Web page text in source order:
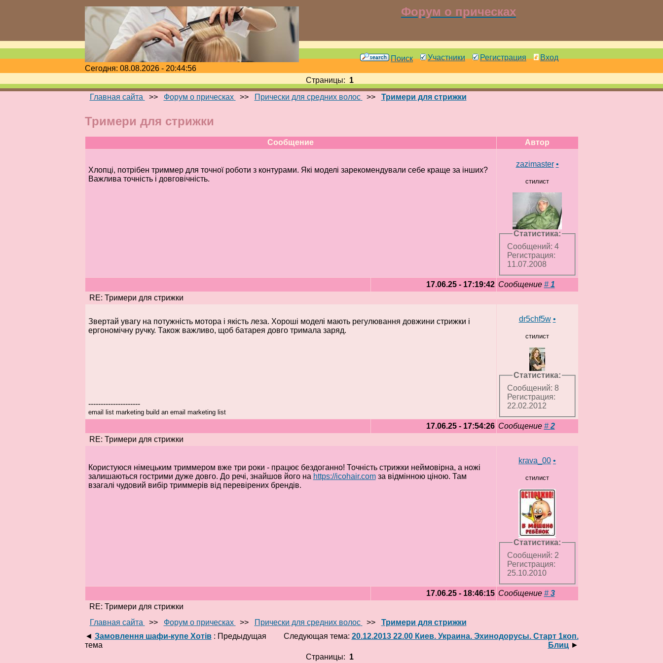
Форум о прическах
Поиск Участники Регистрация
Вход
Сегодня: 08.08.2026 - 20:44:56
Страницы: 1
Главная сайта
>> Форум о прическах >> Прически для средних волос >> Тримери для стрижки
Тримери для стрижки
Сообщение Автор
Хлопці, потрібен триммер для точної роботи з контурами. Які моделі зарекомендували себе краще за інших?
Важлива точність і довговічність.
zazimaster •
стилист
Статистика:
Сообщений: 4
Регистрация:
11.07.2008
17.06.25 - 17:19:42 Сообщение # 1
RE: Тримери для стрижки
Звертай увагу на потужність мотора і якість леза. Хороші моделі мають регулювання довжини стрижки і
ергономічну ручку. Також важливо, щоб батарея довго тримала заряд.
---------------------
email list marketing build an email marketing list
dr5chf5w •
стилист
Статистика:
Сообщений: 8
Регистрация:
22.02.2012
17.06.25 - 17:54:26 Сообщение # 2
RE: Тримери для стрижки
Користуюся німецьким триммером вже три роки - працює бездоганно! Точність стрижки неймовірна, а ножі
залишаються гострими дуже довго. До речі, знайшов його на https://icohair.comза відмінною ціною. Там
взагалі чудовий вибір триммерів від перевірених брендів.
krava_00 •
стилист
Статистика:
Сообщений: 2
Регистрация:
25.10.2010
17.06.25 - 18:46:15 Сообщение # 3
RE: Тримери для стрижки
Главная сайта
>> Форум о прическах >> Прически для средних волос >> Тримери для стрижки
◄ Замовлення шафи-купе Хотів: Предыдущая
тема
Следующая тема: 20.12.2013 22.00 Киев. Украина. Эхинодорусы. Старт 1коп.
Блиц►
Страницы: 1